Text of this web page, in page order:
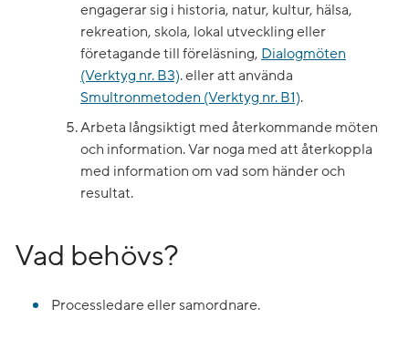
engagerar sig i historia, natur, kultur, hälsa,
rekreation, skola, lokal utveckling eller
företagande till föreläsning, Dialogmöten
(Verktyg nr. B3). eller att använda
Smultronmetoden (Verktyg nr. B1).
Arbeta långsiktigt med återkommande möten
och information. Var noga med att återkoppla
med information om vad som händer och
resultat.
Vad behövs?
Processledare eller samordnare.